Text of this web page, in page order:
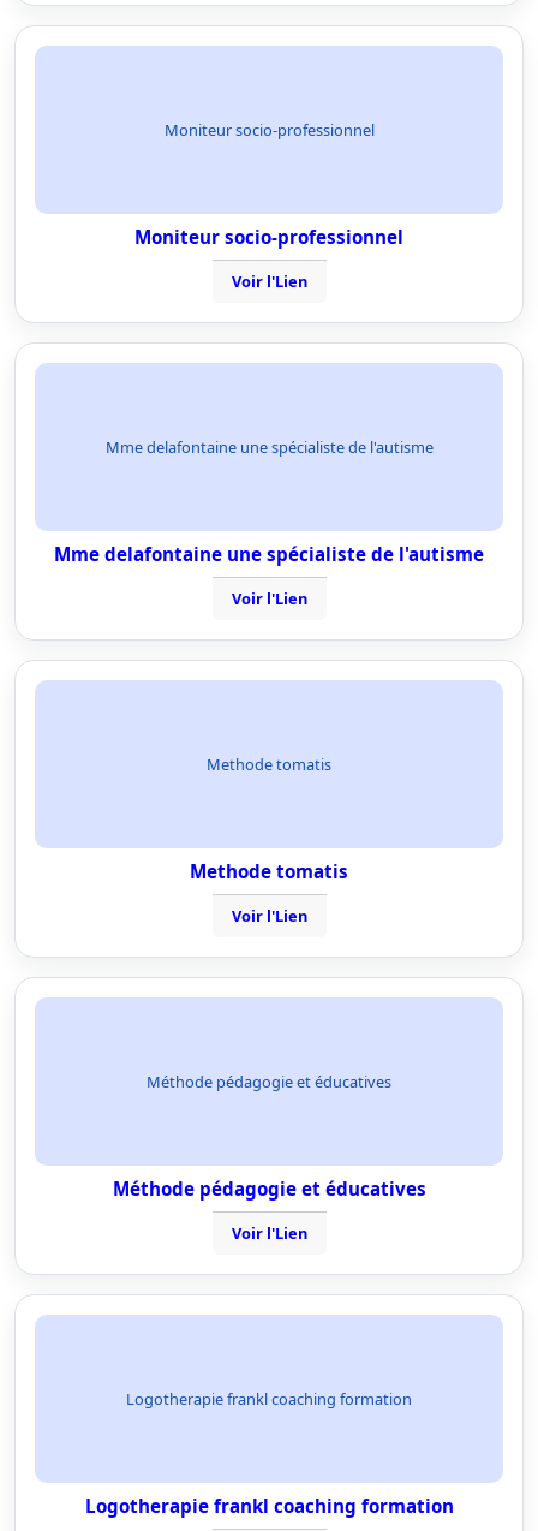
Moniteur socio-professionnel
Moniteur socio-professionnel
Voir l'Lien
Mme delafontaine une spécialiste de l'autisme
Mme delafontaine une spécialiste de l'autisme
Voir l'Lien
Methode tomatis
Methode tomatis
Voir l'Lien
Méthode pédagogie et éducatives
Méthode pédagogie et éducatives
Voir l'Lien
Logotherapie frankl coaching formation
Logotherapie frankl coaching formation